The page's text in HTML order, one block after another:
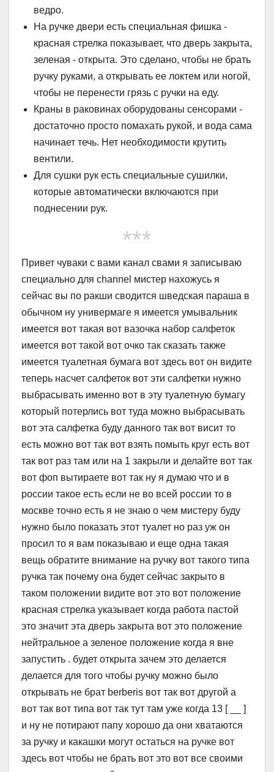
ведро.
На ручке двери есть специальная фишка -
красная стрелка показывает, что дверь закрыта,
зеленая - открыта. Это сделано, чтобы не брать
ручку руками, а открывать ее локтем или ногой,
чтобы не перенести грязь с ручки на еду.
Краны в раковинах оборудованы сенсорами -
достаточно просто помахать рукой, и вода сама
начинает течь. Нет необходимости крутить
вентили.
Для сушки рук есть специальные сушилки,
которые автоматически включаются при
поднесении рук.
***
Привет чуваки с вами канал свами я записываю
специально для channel мистер нахожусь я
сейчас вы по ракши сводится шведская параша в
обычном ну универмаге я имеется умывальник
имеется вот такая вот вазочка набор салфеток
имеется вот такой вот очко так сказать также
имеется туалетная бумага вот здесь вот он видите
теперь насчет салфеток вот эти салфетки нужно
выбрасывать именно вот в эту туалетную бумагу
который потерлись вот туда можно выбрасывать
вот эта салфетка буду данного так вот висит то
есть можно вот так вот взять помыть круг есть вот
так вот раз там или на 1 закрыли и делайте вот так
вот фоп вытираете вот так ну я думаю что и в
россии такое есть если не во всей россии то в
москве точно есть я не знаю о чем мистеру буду
нужно было показать этот туалет но раз уж он
просил то я вам показываю и еще одна такая
вещь обратите внимание на ручку вот такого типа
ручка так почему она будет сейчас закрыто в
таком положении видите вот это вот положение
красная стрелка указывает когда работа пастой
это значит эта дверь закрыта вот это положение
нейтральное а зеленое положение когда я вне
запустить . будет открыта зачем это делается
делается для того чтобы ручку можно было
открывать не брат berberis вот так вот другой а
вот так вот типа вот так тут там уже когда 13 [ __ ]
и ну не потирают папу хорошо да они хватаются
за ручку и какашки могут остаться на ручке вот
здесь вот чтобы не брать вот это вот все своими